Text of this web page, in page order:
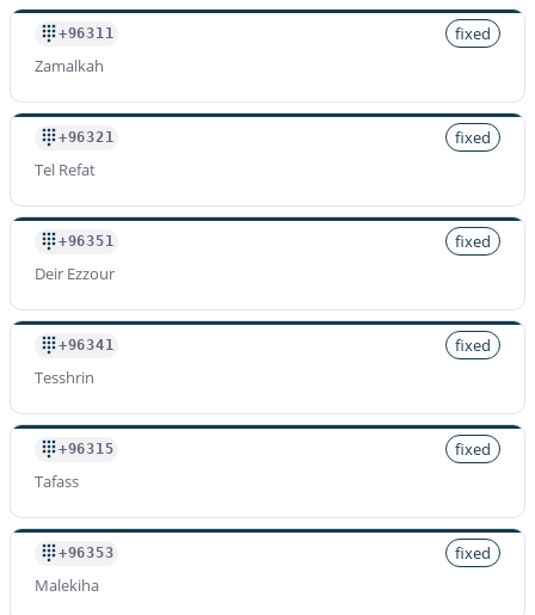
+96311
fixed
Zamalkah
+96321
fixed
Tel Refat
+96351
fixed
Deir Ezzour
+96341
fixed
Tesshrin
+96315
fixed
Tafass
+96353
fixed
Malekiha